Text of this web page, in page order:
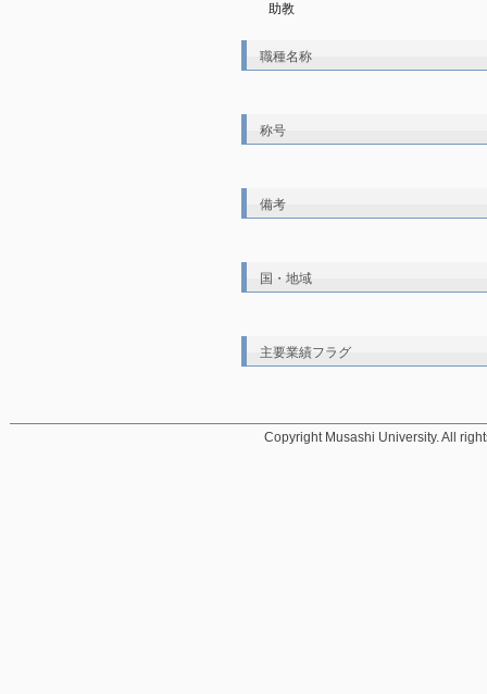
助教
職種名称
称号
備考
国・地域
主要業績フラグ